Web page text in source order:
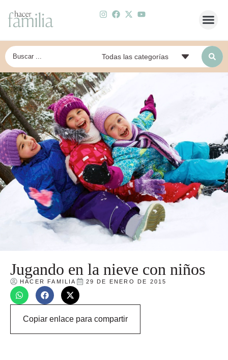
Jugando en la nieve con niños
HACER FAMILIA 29 DE ENERO DE 2015
Copiar enlace para compartir